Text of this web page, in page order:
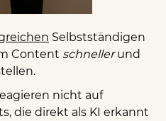
Selbstständigen
Content schnellerund
nicht auf
die direkt als KI erkannt